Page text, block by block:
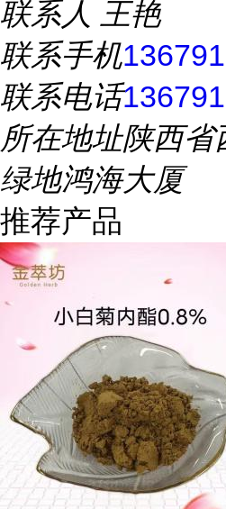
联系人 王艳
联系手机
联系电话
所在地址陕西省
绿地鸿海大厦
推荐产品